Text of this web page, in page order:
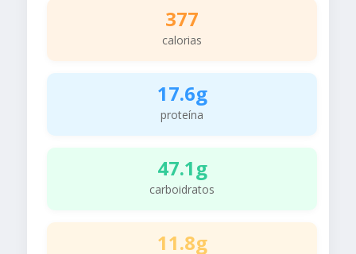
377
calorias
17.6g
proteína
47.1g
carboidratos
11.8g